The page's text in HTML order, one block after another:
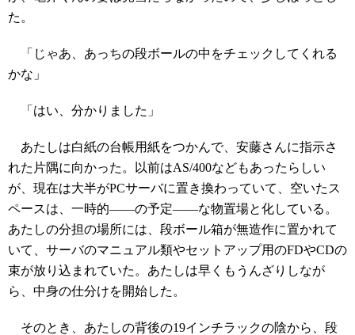
た。
「じゃあ、あっちの段ボールの中をチェックしてくれる
かな」
「はい、分かりました」
あたしは白紙の台帳用紙をつかんで、安藤さんに指示さ
れた片隅に向かった。以前はAS/400などもあったらしい
が、現在は大半がPCサーバに置き換わっていて、空いたス
ペースは、一時的――の予定――な物置場と化している。
あたしの分担の場所には、段ボール箱が無造作に置かれて
いて、サーバのマニュアル類やセットアップ用のFDやCDの
束が放り込まれていた。あたしは早くもうんざりしなが
ら、中身の仕分けを開始した。
そのとき、あたしの背後の19インチラックの陰から、段